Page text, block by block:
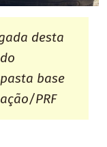
desta
base
PRF